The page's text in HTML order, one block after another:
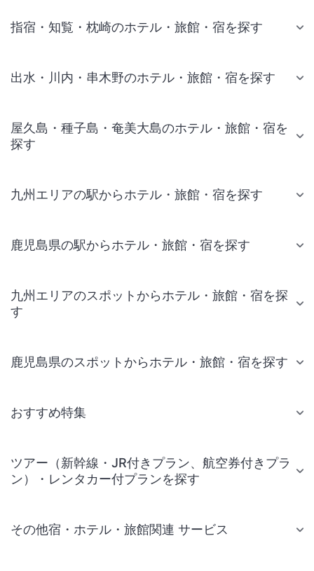
指宿・知覧・枕崎のホテル・旅館・宿を探す
出水・川内・串木野のホテル・旅館・宿を探す
屋久島・種子島・奄美大島のホテル・旅館・宿を
探す
九州エリアの駅からホテル・旅館・宿を探す
鹿児島県の駅からホテル・旅館・宿を探す
九州エリアのスポットからホテル・旅館・宿を探
す
鹿児島県のスポットからホテル・旅館・宿を探す
おすすめ特集
ツアー（新幹線・JR付きプラン、航空券付きプラ
ン）・レンタカー付プランを探す
その他宿・ホテル・旅館関連 サービス